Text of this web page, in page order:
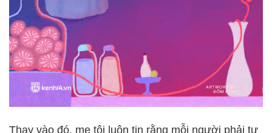
Thay vào đó, mẹ tôi luôn tin rằng mỗi người phải tự